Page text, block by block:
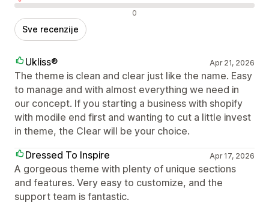
Negativne recenzije 0
Sve recenzije
Ukliss® Apr 21, 2026
The theme is clean and clear just like the name. Easy
to manage and with almost everything we need in
our concept. If you starting a business with shopify
with modile end first and wanting to cut a little invest
in theme, the Clear will be your choice.
Dressed To Inspire
Apr 17, 2026
A gorgeous theme with plenty of unique sections
and features. Very easy to customize, and the
support team is fantastic.